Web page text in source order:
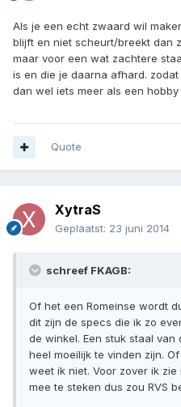
Als je een echt zwaard wil
blijft en niet scheurt/breekt dan
maar voor een wat zachtere
is en die je daarna afhard.
dan wel iets meer als een hobby
Quote
XytraS
Geplaatst: 23 juni 2014
schreef FKAGB:
Of het een Romeinse wordt
dit zijn de specs die ik zo
de winkel. Een stuk staal
heel moeilijk te vinden zijn.
weet ik niet. Voor zover ik
mee te steken dus zou RVS